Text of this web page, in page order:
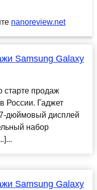
nanoreview.net
Samsung Galaxy
старте продаж
России. Гаджет
дюймовый дисплей
набор
Samsung Galaxy